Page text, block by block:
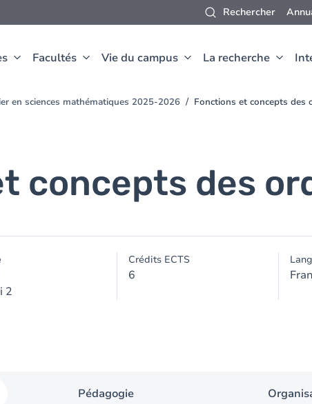
Rechercher
Facultés Vie du campus La recherche
en sciences mathématiques 2025-2026 Fonctions et concepts des
concepts des
2
Crédits ECTS
6
Pédagogie